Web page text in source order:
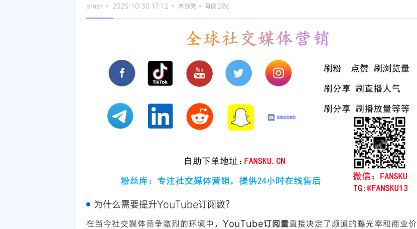
emer 2025-10-30 17:12 未分类 阅读 286
为什么需要提升YouTube订阅数？
在当今社交媒体竞争激烈的环境中， YouTube订阅量直接决定了频道的曝光率和商业价